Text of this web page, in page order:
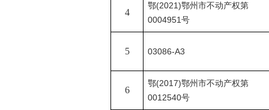
4
鄂(2021)鄂州市不动产权第
0004951号
5 03086-A3
6
鄂(2017)鄂州市不动产权第
0012540号